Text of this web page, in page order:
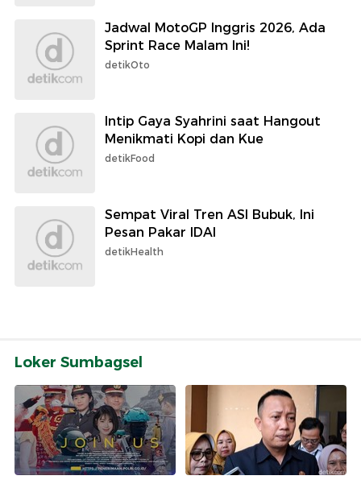
Jadwal MotoGP Inggris 2026, Ada
Sprint Race Malam Ini!
detikOto
Intip Gaya Syahrini saat Hangout
Menikmati Kopi dan Kue
detikFood
Sempat Viral Tren ASI Bubuk, Ini
Pesan Pakar IDAI
detikHealth
Loker Sumbagsel